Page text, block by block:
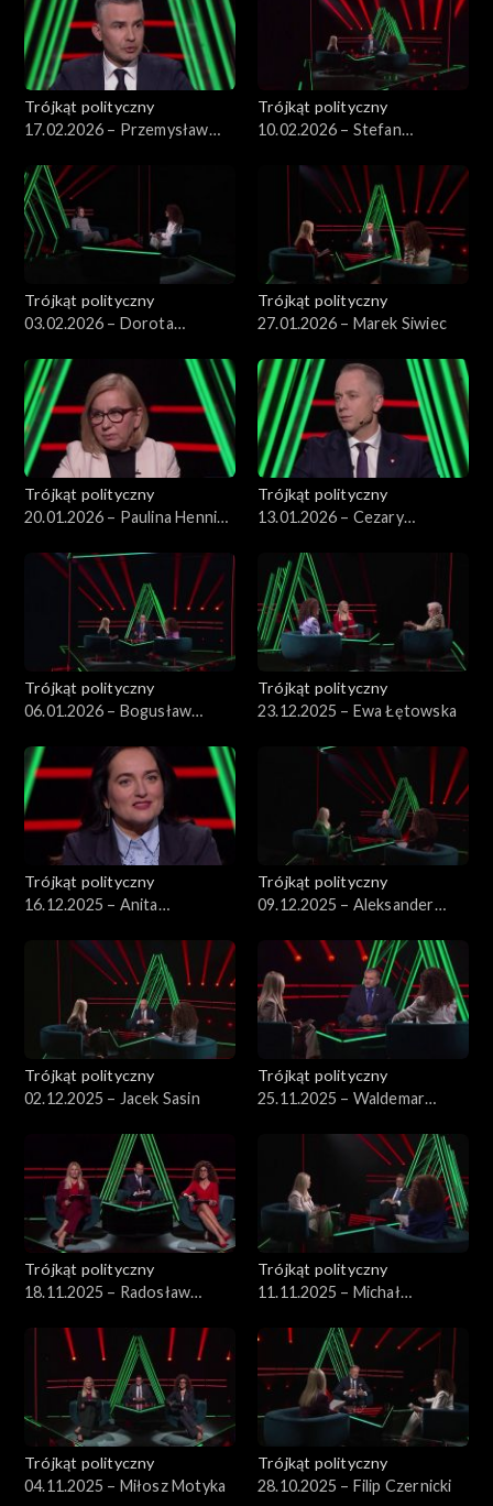
Trójkąt polityczny
17.02.2026 – Przemysław
Trójkąt polityczny
10.02.2026 – Stefan
Trójkąt polityczny
03.02.2026 – Dorota
Trójkąt polityczny
27.01.2026 – Marek Siwiec
Trójkąt polityczny
20.01.2026 – Paulina Hennig-
Trójkąt polityczny
13.01.2026 – Cezary
Trójkąt polityczny
06.01.2026 – Bogusław
Trójkąt polityczny
23.12.2025 – Ewa Łętowska
Trójkąt polityczny
16.12.2025 – Anita
Trójkąt polityczny
09.12.2025 – Aleksander
Trójkąt polityczny
02.12.2025 – Jacek Sasin
Trójkąt polityczny
25.11.2025 – Waldemar
Trójkąt polityczny
18.11.2025 – Radosław
Trójkąt polityczny
11.11.2025 – Michał
Trójkąt polityczny
04.11.2025 – Miłosz Motyka
Trójkąt polityczny
28.10.2025 – Filip Czernicki